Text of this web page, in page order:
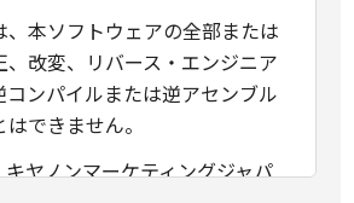
、本ソフトウェアの全部または
、改変、リバース・エンジニア
コンパイルまたは逆アセンブル
できません。
ヤノンマーケティングジャパ